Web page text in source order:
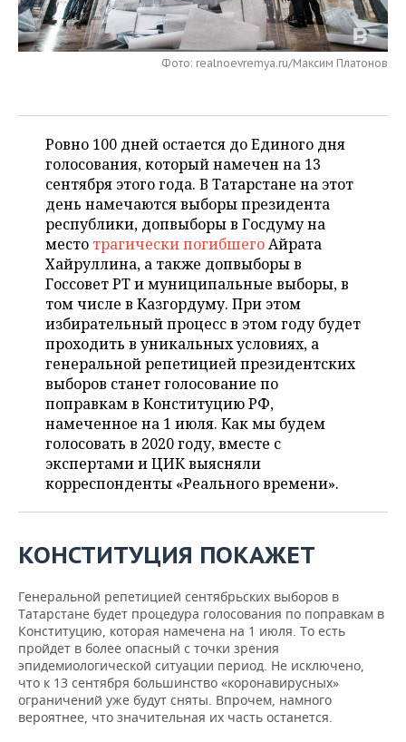
ONLINE-КОНФЕРЕНЦИИ
ХОККЕЙ
ВОЛЕЙБОЛ
КИБЕРСПОРТ
ФИГУРНОЕ КАТАНИЕ
ВОДНЫЕ ВИДЫ СПОРТА
ХОККЕЙ С МЯЧОМ
ВЛАСТЬ
ИСТОРИЯ
КУЛЬТУРА
МЕДИЦИНА
ОБРАЗОВАНИЕ
ПРОИСШЕСТВИЯ
СЮЖЕТЫ
СПИСОК ПЕРСОН
СПИСОК КОМПАНИЙ
ПОЛНАЯ ВЕРСИЯ
Фото: realnoevremya.ru/Максим Платонов
Ровно 100 дней остается до Единого дня
голосования, который намечен на 13
сентября этого года. В Татарстане на этот
день намечаются выборы президента
республики, допвыборы в Госдуму на
место трагически погибшегоАйрата
Хайруллина, а также допвыборы в
Госсовет РТ и муниципальные выборы, в
том числе в Казгордуму. При этом
избирательный процесс в этом году будет
проходить в уникальных условиях, а
генеральной репетицией президентских
выборов станет голосование по
поправкам в Конституцию РФ,
намеченное на 1 июля. Как мы будем
голосовать в 2020 году, вместе с
экспертами и ЦИК выясняли
корреспонденты «Реального времени».
КОНСТИТУЦИЯ ПОКАЖЕТ
Генеральной репетицией сентябрьских выборов в
Татарстане будет процедура голосования по поправкам в
Конституцию, которая намечена на 1 июля. То есть
пройдет в более опасный с точки зрения
эпидемиологической ситуации период. Не исключено,
что к 13 сентября большинство «коронавирусных»
ограничений уже будут сняты. Впрочем, намного
вероятнее, что значительная их часть останется.